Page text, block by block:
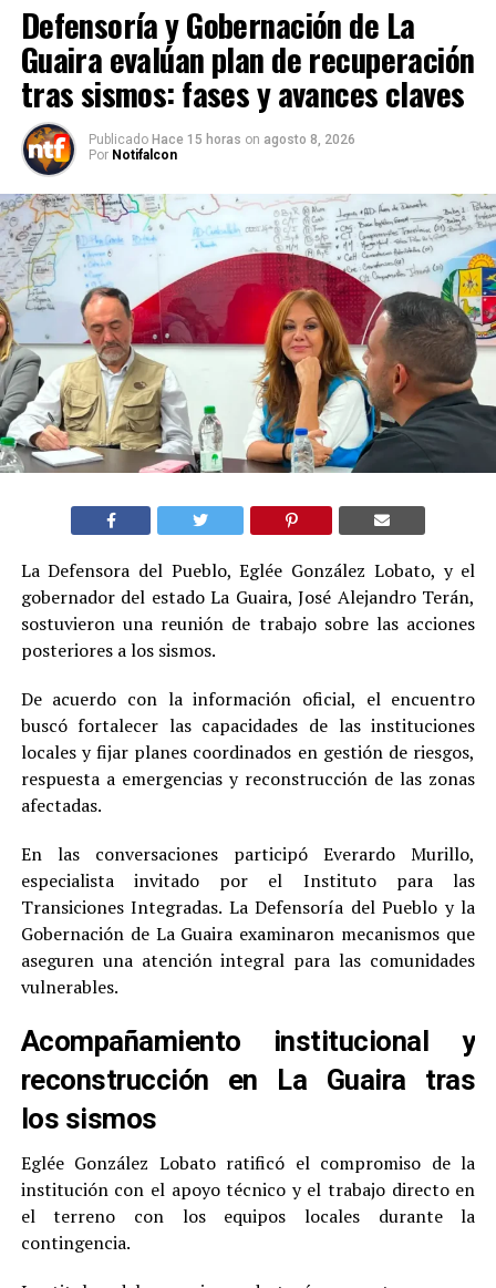
Defensoría y Gobernación de La
Guaira evalúan plan de recuperación
tras sismos: fases y avances claves
Publicado Hace 15 horas on agosto 8, 2026
Por Notifalcon
La Defensora del Pueblo, Eglée González Lobato, y el
gobernador del estado La Guaira, José Alejandro Terán,
sostuvieron una reunión de trabajo sobre las acciones
posteriores a los sismos.
De acuerdo con la información oficial, el encuentro
buscó fortalecer las capacidades de las instituciones
locales y fijar planes coordinados en gestión de riesgos,
respuesta a emergencias y reconstrucción de las zonas
afectadas.
En las conversaciones participó Everardo Murillo,
especialista invitado por el Instituto para las
Transiciones Integradas. La Defensoría del Pueblo y la
Gobernación de La Guaira examinaron mecanismos que
aseguren una atención integral para las comunidades
vulnerables.
Acompañamiento institucional y
reconstrucción en La Guaira tras
los sismos
Eglée González Lobato ratificó el compromiso de la
institución con el apoyo técnico y el trabajo directo en
el terreno con los equipos locales durante la
contingencia.